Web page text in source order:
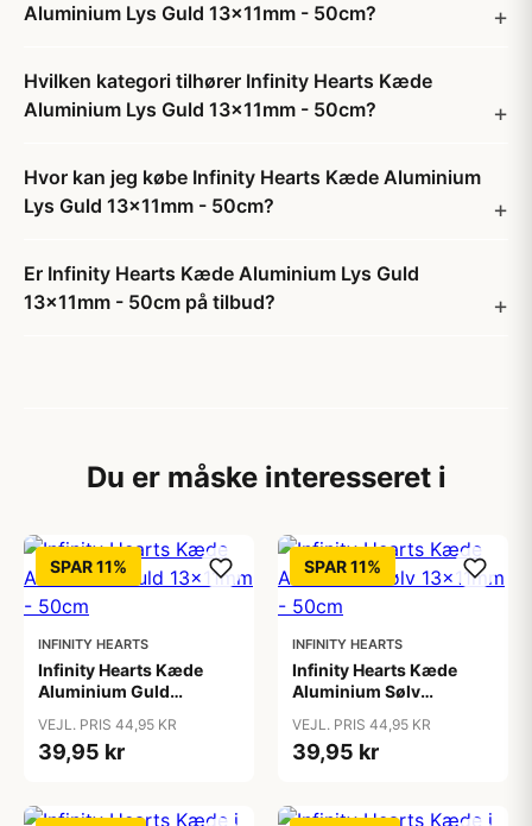
Aluminium Lys Guld 13x11mm - 50cm?
Hvilken kategori tilhører Infinity Hearts Kæde
Aluminium Lys Guld 13x11mm - 50cm?
Hvor kan jeg købe Infinity Hearts Kæde Aluminium
Lys Guld 13x11mm - 50cm?
Er Infinity Hearts Kæde Aluminium Lys Guld
13x11mm - 50cm på tilbud?
Du er måske interesseret i
SPAR 11%
INFINITY HEARTS
Infinity Hearts Kæde
Aluminium Guld
VEJL. PRIS 44,95 KR
39,95 kr
SPAR 11%
INFINITY HEARTS
Infinity Hearts Kæde
Aluminium Sølv
VEJL. PRIS 44,95 KR
39,95 kr